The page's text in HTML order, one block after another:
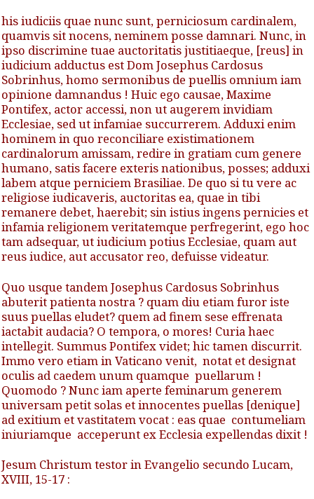
his iudiciis quae nunc sunt, perniciosum cardinalem,
quamvis sit nocens, neminem posse damnari. Nunc, in
ipso discrimine tuae auctoritatis justitiaeque, [reus] in
iudicium adductus estDom Josephus Cardosus
Sobrinhus, homo sermonibus de puellis omnium iam
opinione damnandus ! Huic ego causae, Maxime
Pontifex, actor accessi, non ut augerem invidiam
Ecclesiae, sed ut infamiae succurrerem. Adduxi enim
hominem in quo reconciliare existimationem
cardinalorum amissam, redire in gratiam cum genere
humano, satis facere exteris nationibus, posses; adduxi
labem atque perniciem Brasiliae. De quo si tu vere ac
religiose iudicaveris, auctoritas ea, quae in tibi
remanere debet, haerebit; sin istius ingens pernicies et
infamia religionem veritatemque perfregerint, ego hoc
tam adsequar, ut iudicium potius Ecclesiae, quam aut
reus iudice, aut accusator reo, defuisse videatur.
Quo usque tandem Josephus Cardosus Sobrinhus
abuterit patienta nostra ? quam diu etiam furor iste
suus puellas eludet? quem ad finem sese effrenata
iactabit audacia? O tempora, o mores! Curia haec
intellegit. Summus Pontifex videt; hic tamen discurrit.
Immo vero etiam in Vaticano venit, notat et designat
oculis ad caedem unum quamque puellarum !
Quomodo ? Nunc iam aperte feminarum generem
universam petit solas et innocentes puellas [denique]
ad exitium et vastitatem vocat : eas quae contumeliam
iniuriamque acceperunt ex Ecclesia expellendas dixit !
Jesum Christum testor in Evangelio secundo Lucam,
XVIII, 15-17 :